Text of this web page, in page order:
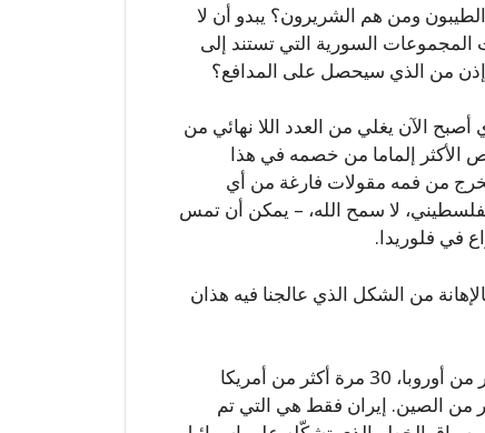
ومن هم الشريرون؟ يبدو أن لا
المجموعات السورية التي تستند إلى
إذن من الذي سيحصل على المدافع؟
الآن يغلي من العدد اللا نهائي من
الأكثر إلماما من خصمه في هذا
من فمه مقولات فارغة من أي
لا سمح الله، – يمكن أن تمس
في فلوريدا.
من الشكل الذي عالجنا فيه هذان
تم ذكر دولة إسرائيل في المواجهة 34 مرة – 33 مرة أكثر من أوروبا، 30 مرة أكثر من أمريكا
من الصين. إيران فقط هي التي تم